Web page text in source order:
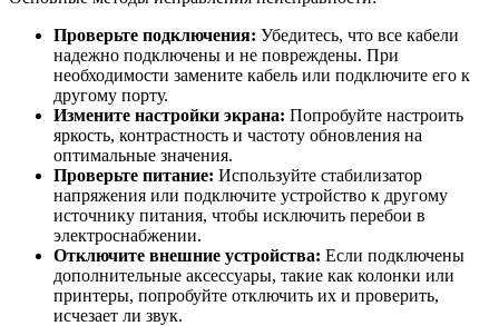
Проверьте подключения: Убедитесь, что все кабели
надежно подключены и не повреждены. При
необходимости замените кабель или подключите его к
другому порту.
Измените настройки экрана: Попробуйте настроить
яркость, контрастность и частоту обновления на
оптимальные значения.
Проверьте питание: Используйте стабилизатор
напряжения или подключите устройство к другому
источнику питания, чтобы исключить перебои в
электроснабжении.
Отключите внешние устройства: Если подключены
дополнительные аксессуары, такие как колонки или
принтеры, попробуйте отключить их и проверить,
исчезает ли звук.